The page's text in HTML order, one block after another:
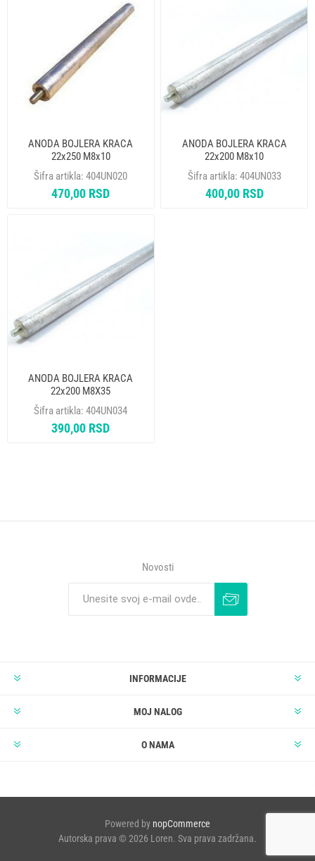
ANODA BOJLERA KRACA
22x250 M8x10
Šifra artikla:404UN020
470,00 RSD
ANODA BOJLERA KRACA
22x200 M8x10
Šifra artikla: 404UN033
400,00 RSD
ANODA BOJLERA KRACA
22x200 M8X35
Šifra artikla:404UN034
390,00 RSD
Novosti
INFORMACIJE
MOJ NALOG
O NAMA
Powered by nopCommerce
Autorska prava © 2026 Loren. Sva prava zadržana.